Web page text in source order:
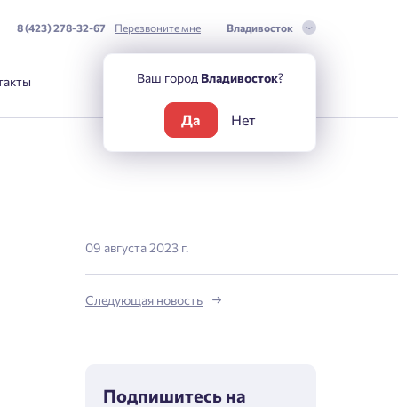
8 (423) 278-32-67 Перезвоните мне Владивосток
09 августа 2023 г.
Следующая новость
Подпишитесь на
Ваш город Владивосток?
Да Нет